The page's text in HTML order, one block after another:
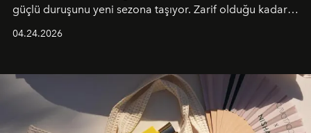
güçlü duruşunu yeni sezona taşıyor. Zarif olduğu kadar
04.24.2026